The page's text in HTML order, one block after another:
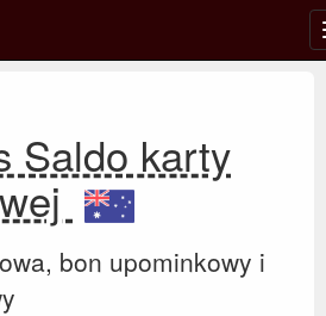
Saldo karty
bon upominkowy i